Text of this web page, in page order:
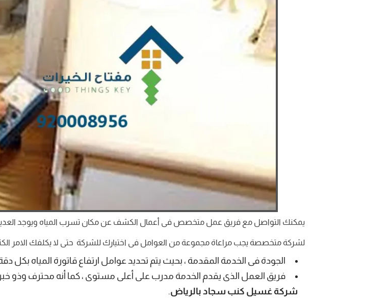
يمكنك التواصل مع فريق عمل متخصص فى أعمال الكشف عن مكان تسرب المياه ويوجد
لشركة متخصصة يجب مراعاة مجموعة من العوامل فى اختيارك للشركة حتى لا يكلفك الامر
الجودة فى الخدمة المقدمة ، بحيث يتم تحديد عوامل ارتفاع قاتورة المياه بكل
فريق العمل الذى يقدم الخدمة مدرب على أعلى مستوى ، كما أنه محترف وذو
شركة غسيل كنب سجاد بالرياض.